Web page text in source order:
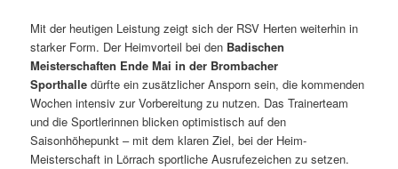
Mit der heutigen Leistung zeigt sich der RSV Herten weiterhin in
starker Form. Der Heimvorteil bei den Badischen
Meisterschaften Ende Mai in der Brombacher
Sporthalle dürfte ein zusätzlicher Ansporn sein, die kommenden
Wochen intensiv zur Vorbereitung zu nutzen. Das Trainerteam
und die Sportlerinnen blicken optimistisch auf den
Saisonhöhepunkt – mit dem klaren Ziel, bei der Heim-
Meisterschaft in Lörrach sportliche Ausrufezeichen zu setzen.